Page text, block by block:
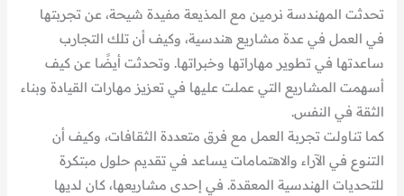
تحدثت المهندسة نرمين مع المذيعة مفيدة شيحة، عن تجربتها
في العمل في عدة مشاريع هندسية، وكيف أن تلك التجارب
ساعدتها في تطوير مهاراتها وخبراتها. وتحدثت أيضًا عن كيف
أسهمت المشاريع التي عملت عليها في تعزيز مهارات القيادة وبناء
الثقة في النفس.
كما تناولت تجربة العمل مع فرق متعددة الثقافات، وكيف أن
التنوع في الآراء والاهتمامات يساعد في تقديم حلول مبتكرة
للتحديات الهندسية المعقدة. في إحدى مشاريعها، كان لديها